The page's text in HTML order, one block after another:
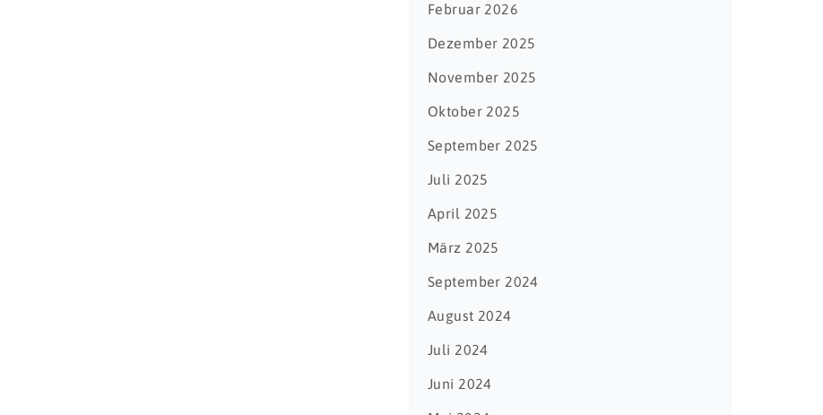
Februar 2026
Dezember 2025
November 2025
Oktober 2025
September 2025
Juli 2025
April 2025
März 2025
September 2024
August 2024
Juli 2024
Juni 2024